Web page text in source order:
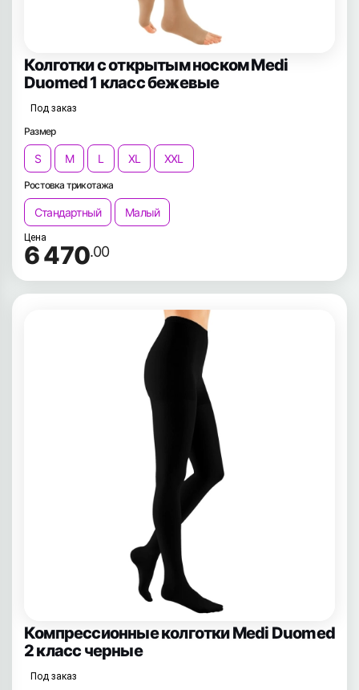
Колготки с открытым носком Medi
Duomed 1 класс бежевые
Под заказ
Размер
S M L XL XXL
Ростовка трикотажа
Стандартный Малый
Цена
6 470.00
Компрессионные колготки Medi Duomed
2 класс черные
Под заказ